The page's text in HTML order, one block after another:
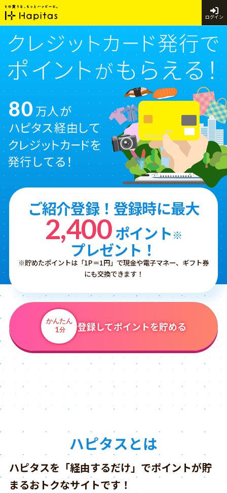
ログイン
ご紹介登録！登録時に最大
2,400ポイント※
プレゼント！
※貯めたポイントは「1P＝1円」で現金や電子マネー、ギフト券
にも交換できます！
かんたん
1分 登録してポイントを貯める
ハピタスとは
ハピタスを「経由するだけ」でポイントが貯
まるおトクなサイトです！